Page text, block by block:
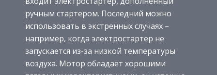
ручным стартером. Последний можно
использовать в экстренных случаях –
например, когда электростартер не
запускается из-за низкой температуры
воздуха. Мотор обладает хорошими